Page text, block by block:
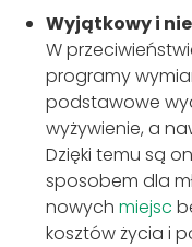
Wyjątkowy i
W
programy
podstawowe
wyżywienie, a
Dzięki temu są
sposobem dla
nowychmiejsc
kosztów życia i